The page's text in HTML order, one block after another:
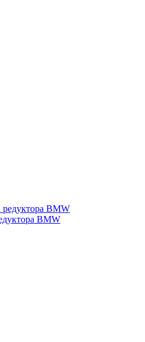
редуктора BMW
BMW